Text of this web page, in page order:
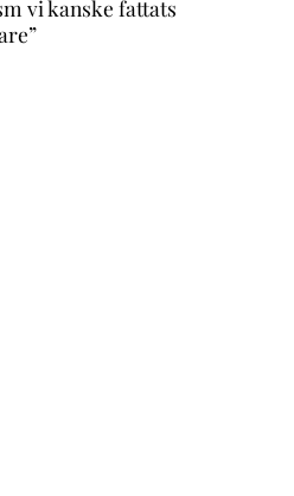
vi kanske fattats